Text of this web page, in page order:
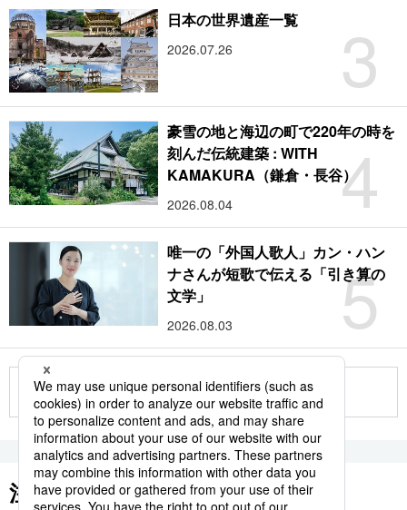
3
日本の世界遺産一覧
2026.07.26
4
豪雪の地と海辺の町で220年の時を
刻んだ伝統建築 : WITH
KAMAKURA（鎌倉・長谷）
2026.08.04
5
唯一の「外国人歌人」カン・ハン
ナさんが短歌で伝える「引き算の
文学」
2026.08.03
もっと見る
注目のキーワード